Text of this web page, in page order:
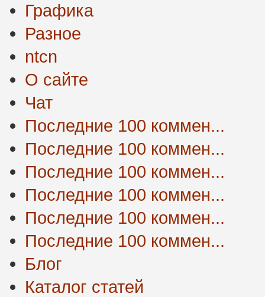
Графика
Разное
ntcn
О сайте
Чат
Последние 100 коммен...
Последние 100 коммен...
Последние 100 коммен...
Последние 100 коммен...
Последние 100 коммен...
Последние 100 коммен...
Блог
Каталог статей